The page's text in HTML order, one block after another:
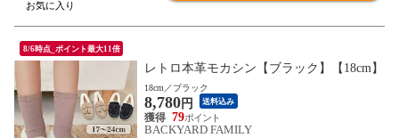
8/6時点_ポイント最大11倍
レトロ本革モカシン【ブラック】【18cm】
18cm／ブラック
8,780円 送料込み
79
BACKYARD FAMILY